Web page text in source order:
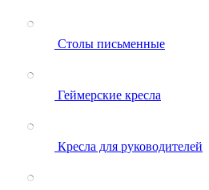
Столы письменные
Геймерские кресла
Кресла для руководителей